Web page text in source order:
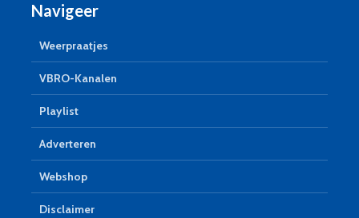
Navigeer
Weerpraatjes
VBRO-Kanalen
Playlist
Adverteren
Webshop
Disclaimer